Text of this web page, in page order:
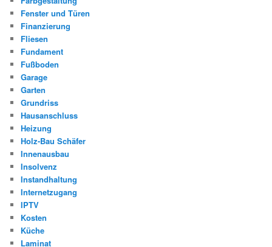
Fenster und Türen
Finanzierung
Fliesen
Fundament
Fußboden
Garage
Garten
Grundriss
Hausanschluss
Heizung
Holz-Bau Schäfer
Innenausbau
Insolvenz
Instandhaltung
Internetzugang
IPTV
Kosten
Küche
Laminat